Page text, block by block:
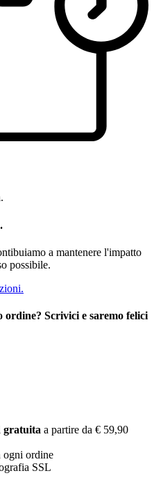
a mantenere l'impatto
possibile.
Scrivici e saremo felici
gratuita a partire da € 59,90
ogni ordine
SSL